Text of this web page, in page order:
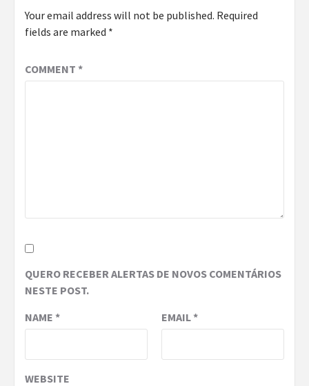
Your email address will not be published. Required
fields are marked *
COMMENT *
QUERO RECEBER ALERTAS DE NOVOS COMENTÁRIOS
NESTE POST.
NAME * EMAIL*
WEBSITE